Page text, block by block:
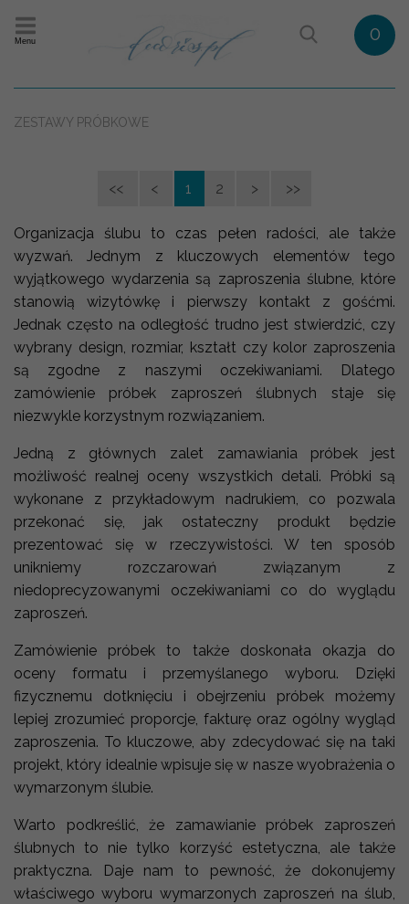
Menu 0
ZESTAWY PRÓBKOWE
<< < 1 2 > >>
Organizacja ślubu to czas pełen radości, ale także
wyzwań. Jednym z kluczowych elementów tego
wyjątkowego wydarzenia są zaproszenia ślubne, które
stanowią wizytówkę i pierwszy kontakt z gośćmi.
Jednak często na odległość trudno jest stwierdzić, czy
wybrany design, rozmiar, kształt czy kolor zaproszenia
są zgodne z naszymi oczekiwaniami. Dlatego
zamówienie próbek zaproszeń ślubnych staje się
niezwykle korzystnym rozwiązaniem.
Jedną z głównych zalet zamawiania próbek jest
możliwość realnej oceny wszystkich detali. Próbki są
wykonane z przykładowym nadrukiem, co pozwala
przekonać się, jak ostateczny produkt będzie
prezentować się w rzeczywistości. W ten sposób
unikniemy rozczarowań związanym z
niedoprecyzowanymi oczekiwaniami co do wyglądu
zaproszeń.
Zamówienie próbek to także doskonała okazja do
oceny formatu i przemyślanego wyboru. Dzięki
fizycznemu dotknięciu i obejrzeniu próbek możemy
lepiej zrozumieć proporcje, fakturę oraz ogólny wygląd
zaproszenia. To kluczowe, aby zdecydować się na taki
projekt, który idealnie wpisuje się w nasze wyobrażenia o
wymarzonym ślubie.
Warto podkreślić, że zamawianie próbek zaproszeń
ślubnych to nie tylko korzyść estetyczna, ale także
praktyczna. Daje nam to pewność, że dokonujemy
właściwego wyboru wymarzonych zaproszeń na ślub,